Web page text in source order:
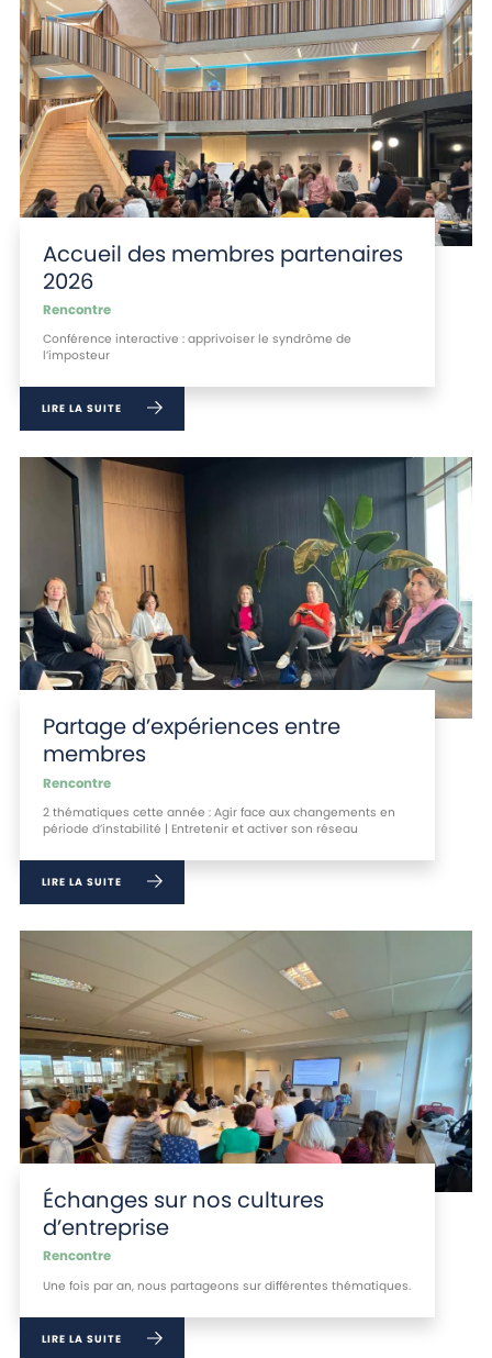
Accueil des membres partenaires
2026
Rencontre
Conférence interactive : apprivoiser le syndrôme de
l’imposteur
LIRE LA SUITE
Partage d’expériences entre
membres
Rencontre
2 thématiques cette année : Agir face aux changements en
période d’instabilité | Entretenir et activer son réseau
LIRE LA SUITE
Échanges sur nos cultures
d’entreprise
Rencontre
Une fois par an, nous partageons sur différentes thématiques.
LIRE LA SUITE